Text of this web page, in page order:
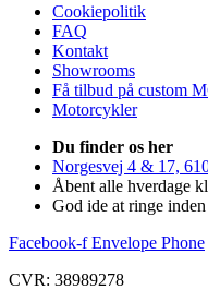
Cookiepolitik
FAQ
Kontakt
Showrooms
Få tilbud på custom
Motorcykler
Du finder os her
Norgesvej 4 & 17,
Åbent alle hverdage
God ide at ringe
Facebook-f Envelope Phone
CVR: 38989278